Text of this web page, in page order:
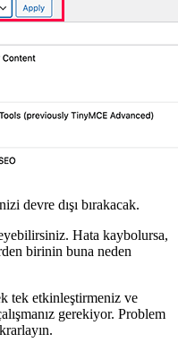
devre dışı bırakacak.
Hata kaybolursa,
birinin buna neden
tek etkinleştirmeniz ve
gerekiyor. Problem